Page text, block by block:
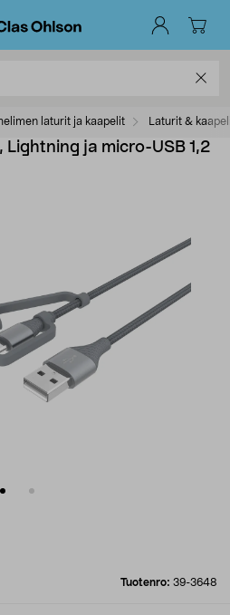
laturit ja kaapelit Laturit &
Lightning ja micro-USB 1,2
Tuotenro: 39-3648